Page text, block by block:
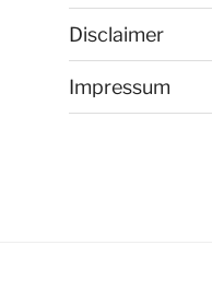
Disclaimer
Impressum